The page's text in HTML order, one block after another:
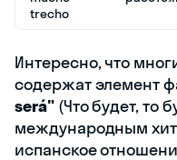
trecho
Интересно, что
содержат элемент
será"(Что будет, то
международным
испанское